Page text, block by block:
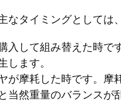
タイミングとしては
入して組み替えた時
します。
が摩耗した時です。
当然重量のバランス